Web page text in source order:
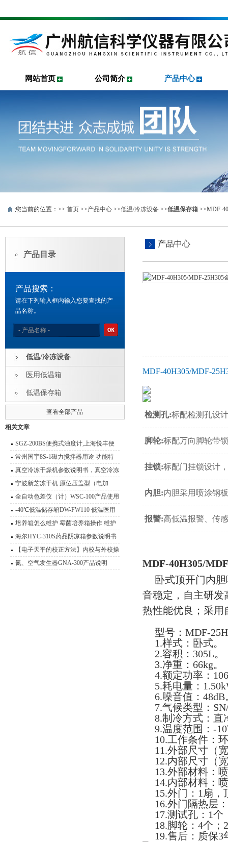
网站首页 公司简介 产品中心
您当前的位置：>> 首页 >>产品中心 >>低温/冷冻设备 >>低温保存箱 >>MDF-
产品目录
产品搜索：
请在下列输入框内输入您要查找的产
品名称。
低温/冷冻设备
医用低温箱
低温保存箱
查看全部产品
相关文章
SGZ-200BS便携式浊度计,上海悦丰便
捷式浊度仪用途
常州国宇8S-1磁力搅拌器用途 功能特
点 磁力操作技术
真空冷冻干燥机参数说明书，真空冷冻
干燥箱
宁波新芝冻干机 原位压盖型（电加
热）冷冻干燥机
全自动色差仪（计）WSC-100产品使用
说明书
-40℃低温储存箱DW-FW110 低温医用
冰箱技术说明
培养箱怎么维护 霉菌培养箱操作 维护
技术说明
海尔HYC-310S药品阴凉箱参数说明书
【电子天平的校正方法】内校与外校操
作流程介绍
氮、空气发生器GNA-300产品说明
产品中心
MDF-40H305/MDF-
检测孔:标配检测孔设
脚轮:标配万向脚轮带
挂锁:标配门挂锁设计
内胆:内胆采用喷涂钢
报警:高低温报警、传
MDF-40H305/
卧式顶开门内
音稳定，自主研发
热性能优良；采用
型号：MDF-
1.样式：卧式。
2.容积：305L。
3.净重：66kg。
4.额定功率：
5.耗电量：
6.噪音值：48dB
7.气候类型：
8.制冷方式：直
9.温度范围：-
10.工作条件：
11.外部尺寸（
12.内部尺寸（
13.外部材料：
14.内部材料：
15.外门：1扇，
16.外门隔热层
17.测试孔：1
18.脚轮：4个
19.售后：质保